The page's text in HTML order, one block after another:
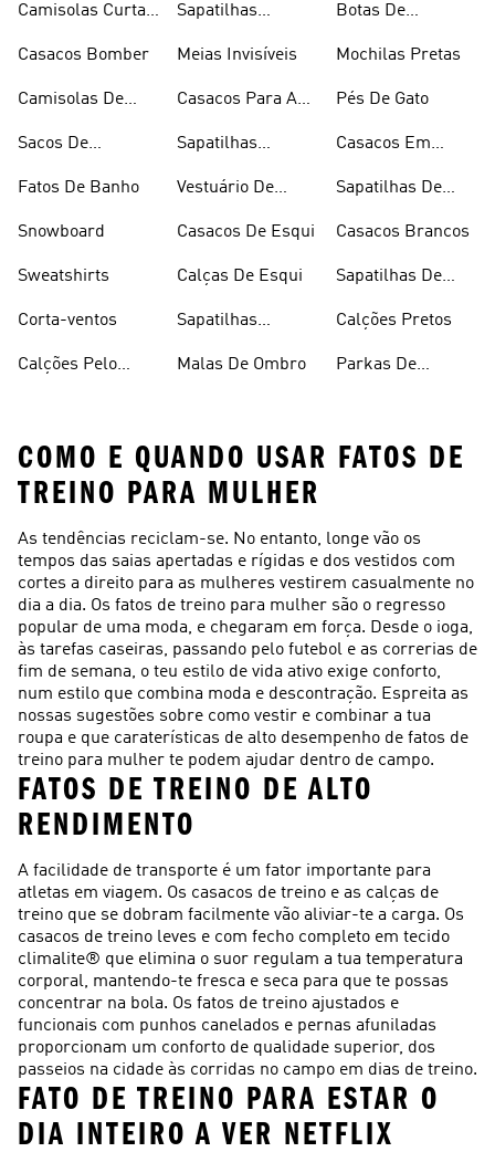
Camisolas Curtas
Casacos Bomber
Camisolas De
Sacos De
Fatos De Banho
Snowboard
Sweatshirts
Corta-ventos
Calções Pelo
Sapatilhas
Meias Invisíveis
Casacos Para A
Sapatilhas
Vestuário De
Casacos De Esqui
Calças De Esqui
Sapatilhas
Malas De Ombro
Botas De
Mochilas Pretas
Pés De Gato
Casacos Em
Sapatilhas De
Casacos Brancos
Sapatilhas De
Calções Pretos
Parkas De
COMO E QUANDO USAR FATOS DE
TREINO PARA MULHER
As tendências reciclam-se. No entanto, longe vão os
tempos das saias apertadas e rígidas e dos vestidos com
cortes a direito para as mulheres vestirem casualmente no
dia a dia. Os fatos de treino para mulher são o regresso
popular de uma moda, e chegaram em força. Desde o ioga,
às tarefas caseiras, passando pelo futebol e as correrias de
fim de semana, o teu estilo de vida ativo exige conforto,
num estilo que combina moda e descontração. Espreita as
nossas sugestões sobre como vestir e combinar a tua
roupa e que caraterísticas de alto desempenho de fatos de
treino para mulher te podem ajudar dentro de campo.
FATOS DE TREINO DE ALTO
RENDIMENTO
A facilidade de transporte é um fator importante para
atletas em viagem. Os casacos de treino e as calças de
treino que se dobram facilmente vão aliviar-te a carga. Os
casacos de treino leves e com fecho completo em tecido
climalite® que elimina o suor regulam a tua temperatura
corporal, mantendo-te fresca e seca para que te possas
concentrar na bola. Os fatos de treino ajustados e
funcionais com punhos canelados e pernas afuniladas
proporcionam um conforto de qualidade superior, dos
passeios na cidade às corridas no campo em dias de treino.
FATO DE TREINO PARA ESTAR O
DIA INTEIRO A VER NETFLIX